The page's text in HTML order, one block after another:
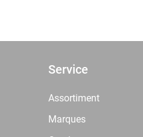
Service
Assortiment
Marques